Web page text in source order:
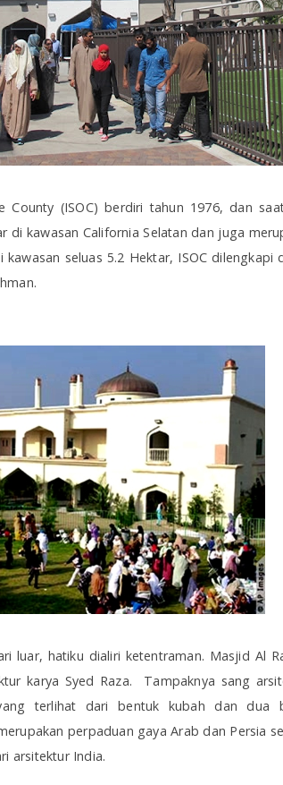
County (ISOC) berdiri tahun 1976, dan
di kawasan California Selatan dan juga
kawasan seluas 5.2 Hektar, ISOC dilengkapi
luar, hatiku dialiri ketentraman. Masjid Al
karya Syed Raza. Tampaknya sang
terlihat dari bentuk kubah dan dua
perpaduan gaya Arab dan Persia
arsitektur India.